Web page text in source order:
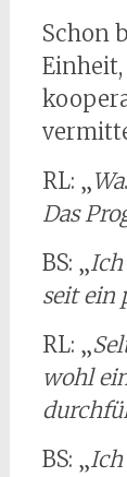
Schon
RL: „
Das
BS: „Ich
seit ein
RL: „
wohl
BS: „